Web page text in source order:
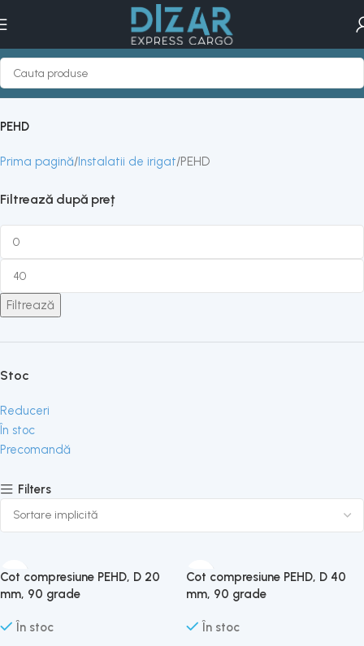
PEHD
Prima pagină Instalatii de irigat PEHD
Filtrează după preț
Filtrează
Stoc
Reduceri
În stoc
Precomandă
Filters
Cot compresiune PEHD, D 20
mm, 90 grade
În stoc
Cot compresiune PEHD, D 40
mm, 90 grade
În stoc